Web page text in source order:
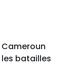
batailles